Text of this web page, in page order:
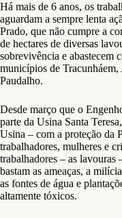
Há mais de 6 anos, os
aguardam a sempre lenta
Prado, que não cumpre a
de hectares de diversas
sobrevivência e abastecem
municípios de
Paudalho.
Desde março que o
parte da Usina Santa
Usina – com a proteção da
trabalhadores, mulheres e
trabalhadores – as
bastam as ameaças, a
as fontes de água e
altamente tóxicos.